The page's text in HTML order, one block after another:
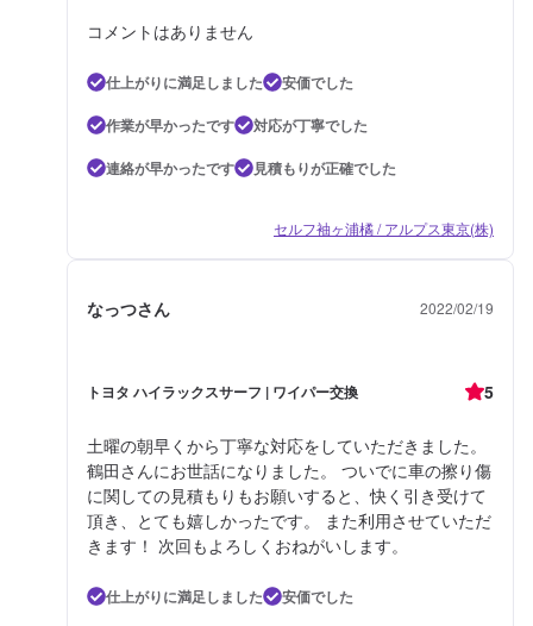
コメントはありません
仕上がりに満足しました
安価でした
作業が早かったです
対応が丁寧でした
連絡が早かったです
見積もりが正確でした
セルフ袖ヶ浦橘 / アルプス東京(株)
なっつさん 2022/02/19
トヨタ ハイラックスサーフ | ワイパー交換 5
土曜の朝早くから丁寧な対応をしていただきました。
鶴田さんにお世話になりました。 ついでに車の擦り傷
に関しての見積もりもお願いすると、快く引き受けて
頂き、とても嬉しかったです。 また利用させていただ
きます！ 次回もよろしくおねがいします。
仕上がりに満足しました
安価でした